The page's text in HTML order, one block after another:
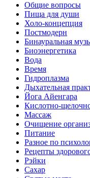
Общие вопросы
Пища для души
Холо-концепция
Постмодерн
Бинауральная
Биоэнергетика
Вода
Время
Гидроплазма
Дыхательная
Йога Айенгара
Кислотно-
Массаж
Очищение
Питание
Разное по
Рецепты
Рэйки
Сахар